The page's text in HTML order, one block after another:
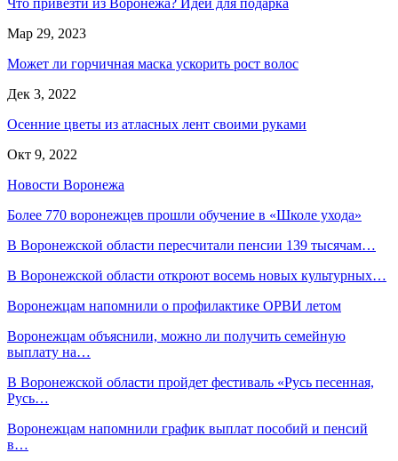
Мар 29, 2023
Может ли горчичная маска ускорить рост волос
Дек 3, 2022
Осенние цветы из атласных лент своими руками
Окт 9, 2022
Новости Воронежа
Более 770 воронежцев прошли обучение в «Школе ухода»
В Воронежской области пересчитали пенсии 139 тысячам…
В Воронежской области откроют восемь новых культурных…
Воронежцам напомнили о профилактике ОРВИ летом
Воронежцам объяснили, можно ли получить семейную
выплату на…
В Воронежской области пройдет фестиваль «Русь песенная,
Русь…
Воронежцам напомнили график выплат пособий и пенсий
в…